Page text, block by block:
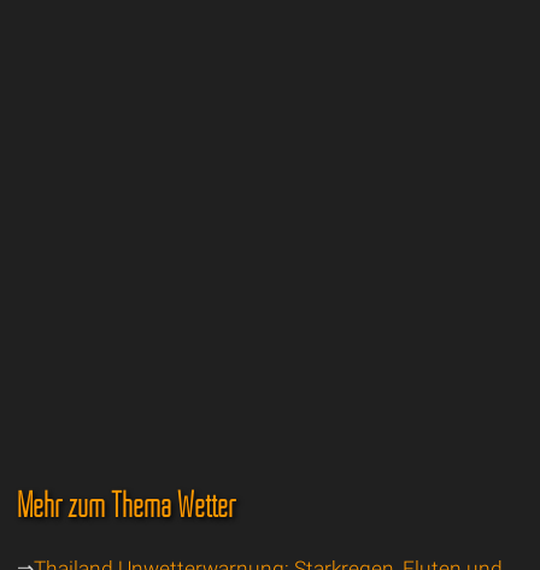
Mehr zum Thema Wetter